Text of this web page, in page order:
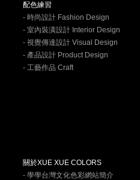
配色練習
- 時尚設計 Fashion Design
- 室內裝潢設計 Interior Design
- 視覺傳達設計 Visual Design
- 產品設計 Product Design
- 工藝作品 Craft
關於XUE XUE COLORS
- 學學台灣文化色彩網站簡介